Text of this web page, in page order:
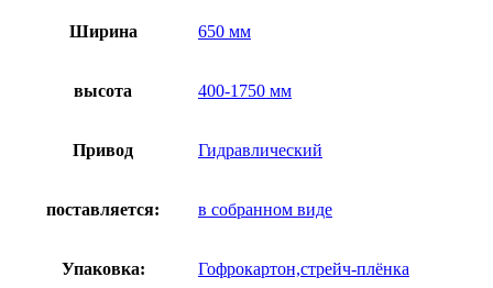
Ширина 650 мм
высота 400-1750 мм
Привод Гидравлический
поставляется: в собранном виде
Упаковка: Гофрокартон,стрейч-плёнка